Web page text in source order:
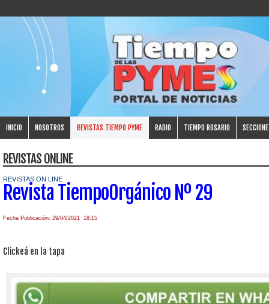
INICIO NOSOTROS REVISTAS TIEMPO PYME RADIO TIEMPO ROSARIO
REVISTAS ONLINE
REVISTAS ON LINE
Revista TiempoOrgánico Nº 29
Fecha Publicación: 29/04/2021 18:15
Clickeá en la tapa